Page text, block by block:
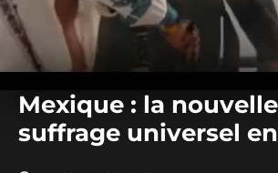
seconds
secondsVolume
Mexique : la
suffrage universel